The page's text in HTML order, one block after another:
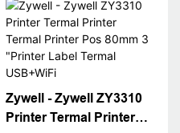
Zywell - Zywell ZY3310
Printer Termal Printer